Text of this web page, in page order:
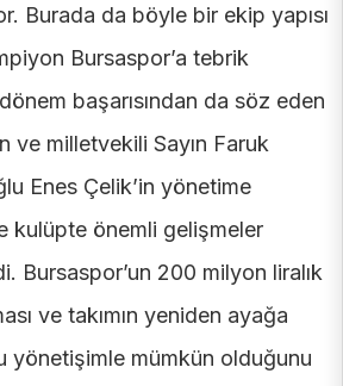
Burada da böyle bir ekip yapısı
Bursaspor’a tebrik
başarısından da söz eden
ve milletvekili Sayın Faruk
Enes Çelik’in yönetime
kulüpte önemli gelişmeler
Bursaspor’un 200 milyon liralık
ve takımın yeniden ayağa
yönetişimle mümkün olduğunu